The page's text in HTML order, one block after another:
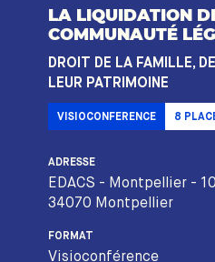
LA LIQUIDATION
COMMUNAUTÉ
DROIT DE LA FAMILLE,
LEUR PATRIMOINE
VISIOCONFERENCE 8
ADRESSE
EDACS - Montpellier -
34070 Montpellier
FORMAT
Visioconférence